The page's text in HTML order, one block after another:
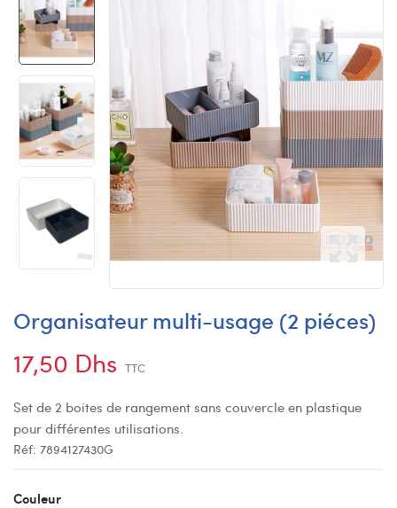
Organisateur multi-usage (2 piéces)
17,50 Dhs TTC
Set de 2 boites de rangement sans couvercle en plastique
pour différentes utilisations.
Réf: 7894127430G
Couleur